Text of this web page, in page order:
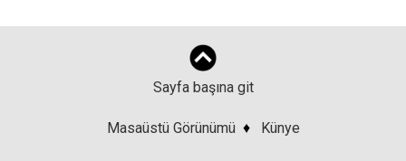
Sayfa başına git
Masaüstü Görünümü ♦ Künye